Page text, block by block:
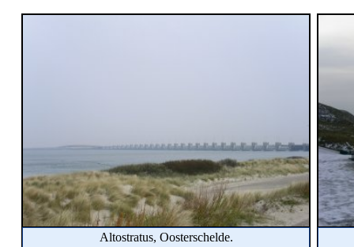
Altostratus, Oosterschelde.